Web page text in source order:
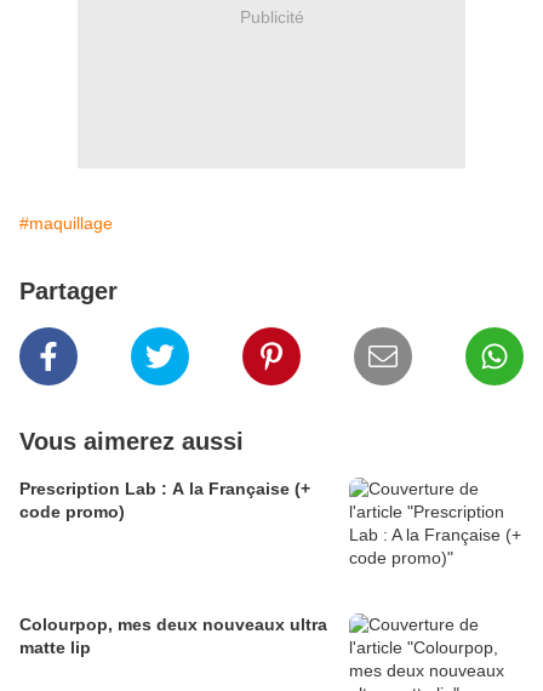
Publicité
#maquillage
Partager
Vous aimerez aussi
Prescription Lab : A la Française (+
code promo)
Colourpop, mes deux nouveaux ultra
matte lip